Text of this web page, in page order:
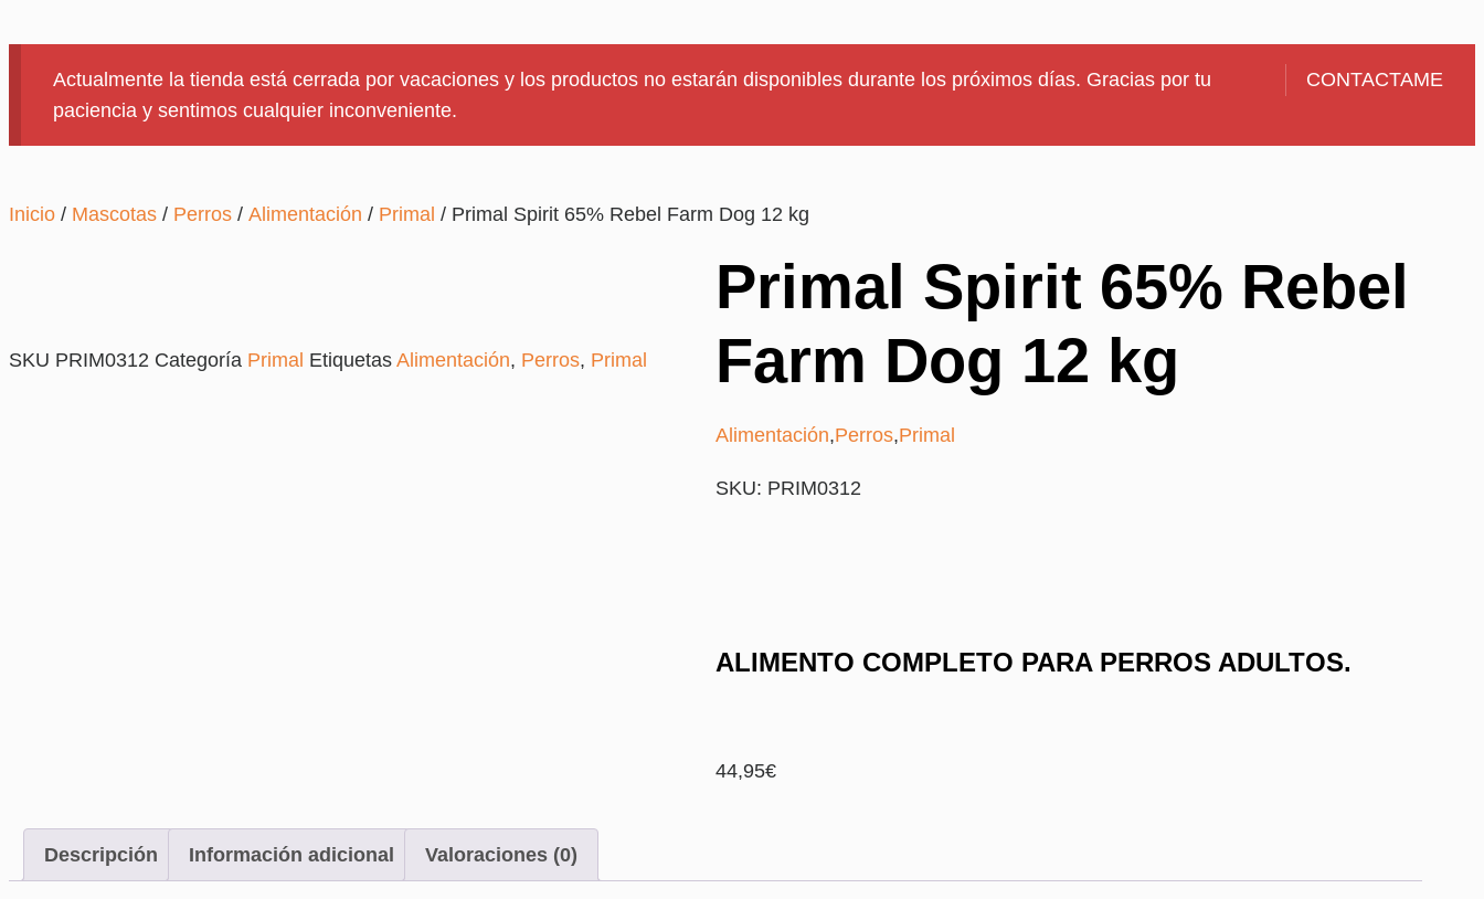
CONTACTAME
Actualmente la tienda está cerrada por vacaciones y los productos no estarán disponibles durante los próximos días. Gracias por tu
paciencia y sentimos cualquier inconveniente.
Inicio / Mascotas / Perros / Alimentación / Primal / Primal Spirit 65% Rebel Farm Dog 12 kg
SKU PRIM0312 Categoría Primal Etiquetas Alimentación, Perros, Primal
Primal Spirit 65% Rebel
Farm Dog 12 kg
Alimentación,Perros,Primal
SKU: PRIM0312
ALIMENTO COMPLETO PARA PERROS ADULTOS.
44,95€
Descripción Información adicional Valoraciones (0)